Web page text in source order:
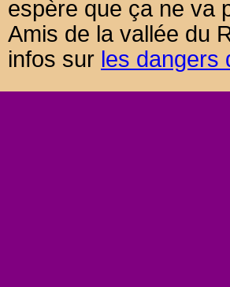
espère que ça ne va
Amis de la vallée du
infos sur les dangers